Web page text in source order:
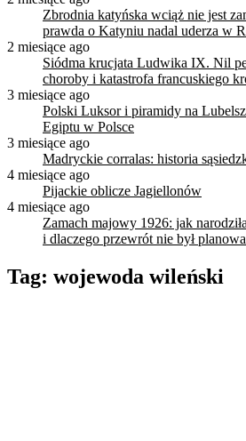
Zbrodnia katyńska wciąż nie jest
prawda o Katyniu nadal uderza w
2 miesiące ago
Siódma krucjata Ludwika IX. Nil
choroby i katastrofa francuskiego
3 miesiące ago
Polski Luksor i piramidy na
Egiptu w Polsce
3 miesiące ago
Madryckie corralas: historia
4 miesiące ago
Pijackie oblicze Jagiellonów
4 miesiące ago
Zamach majowy 1926: jak
i dlaczego przewrót nie był
Tag: wojewoda wileński